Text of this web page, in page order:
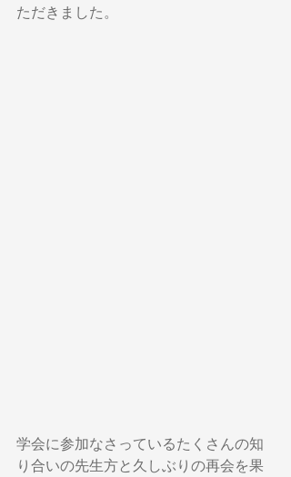
ただきました。
学会に参加なさっているたくさんの知
り合いの先生方と久しぶりの再会を果